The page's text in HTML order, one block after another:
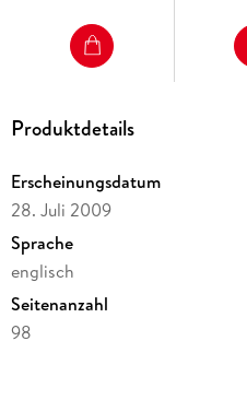
Produktdetails
Erscheinungsdatum
28. Juli 2009
Sprache
englisch
Seitenanzahl
98